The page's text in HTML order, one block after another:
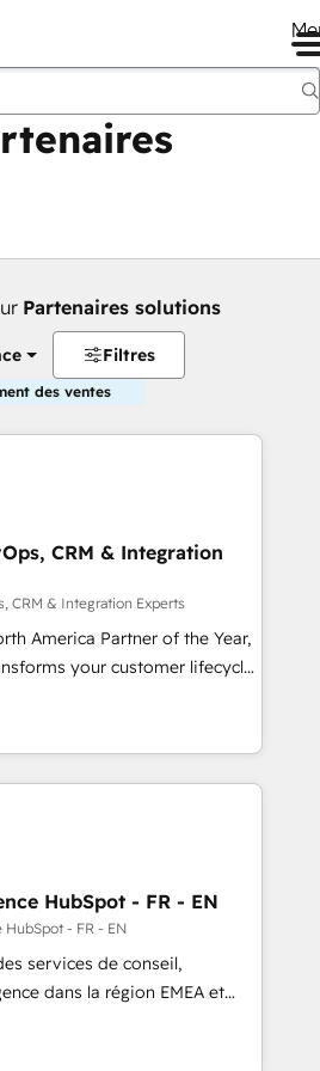
Partenaires solutions
Filtres
des ventes
CRM & Integration
CRM & Integration Experts
America Partner of the Year,
your customer lifecycle
Our unified ecosystem
Globalia (AI &
Media (Paid Media),
home for all three brands. 🔄
powered by Globalia’s
📈 Revenue
via Point Success Media. -
Breeze AI and custom agents
HIPAA-compliance
HubSpot - FR - EN
HubSpot - FR - EN
services de conseil,
dans la région EMEA et
de 115 experts en
Growth, Revops, CRM et